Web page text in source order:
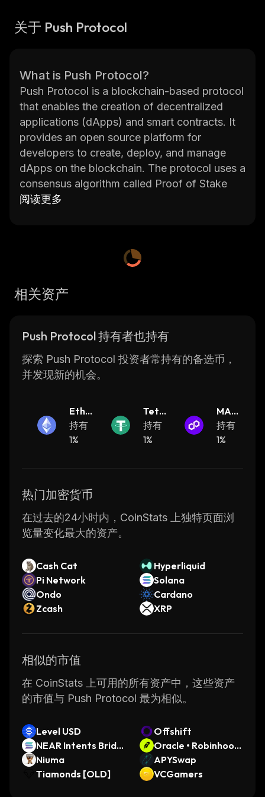
关于 Push Protocol
What is Push Protocol?
Push Protocol is a blockchain-based protocol
that enables the creation of decentralized
applications (dApps) and smart contracts. It
provides an open source platform for
developers to create, deploy, and manage
dApps on the blockchain. The protocol uses a
consensus algorithm called Proof of Stake
(PoS) which allows users to stake their coins
and agreements between parties without
The Push Protocol has been designed with
It also features advanced security measures
such as data encryption and multi-signature
authentication, ensuring that user data
remains secure at all times. Additionally, the
blockchain networks such as Ethereum and
Bitcoin, making it easy for developers to build
applications on top of existing blockchains.
scalability. With its robust security features,
existing blockchains, the Push Protocol offers
an attractive option for developers looking to
阅读更多
相关资产
Push Protocol 持有者也持有
探索 Push Protocol 投资者常持有的备选币，
并发现新的机会。
Ether
eum
持有
1%
Teth
er
持有
1%
MATI
C (mi
grate
OL)
持有
1%
热门加密货币
在过去的24小时内，CoinStats 上独特页面浏
览量变化最大的资产。
Cash Cat
Hyperliquid
Pi Network
Solana
Ondo
Cardano
Zcash
XRP
相似的市值
在 CoinStats 上可用的所有资产中，这些资产
的市值与 Push Protocol 最为相似。
Level USD
Offshift
NEAR Intents Bridg
ed SOL
Oracle • Robinhood
Token
Niuma
APYSwap
Tiamonds [OLD]
VCGamers